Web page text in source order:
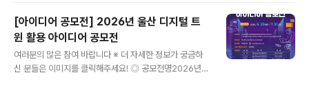
선도하고 국가 탄소저감목표를 도달하기 위한 기술을 활성
화 하고자 함 ◎ 공모 부문 (※ 택1, 중복응모 불가.)1. 설계
및 기술 부문: 녹색건축 관련 건축물 설계 및 기술(연구) 제
안2. 정책 및 아이디어 부문: 녹색건축 관련 정책 및 아이디
어 제안 ◎ 응모 방법○ 온라인 접수(네이버폼): https://n
[아이디어 공모전] 2026년 울산 디지털 트
윈 활용 아이디어 공모전
여러분의 많은 참여 바랍니다 ※ 더 자세한 정보가 궁금하
신 분들은 이미지를 클릭해주세요! ◎ 공모전명2026년